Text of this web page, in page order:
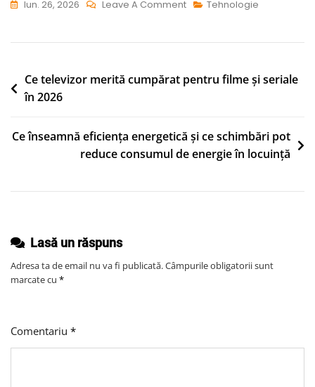
Iun. 26, 2026 Leave A CommentOn
Alegi
Aparat
Fără
Să
Tehnologie
Navigare
Ce televizor merită cumpărat pentru filme și seriale
în 2026
Ce înseamnă eficiența energetică și ce schimbări pot
reduce consumul de energie în locuință
Lasă un răspuns
Adresa ta de email nu va fi publicată.Câmpurile obligatorii sunt
marcate cu *
Comentariu *